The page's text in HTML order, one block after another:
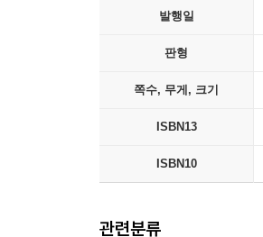
발행일
판형
쪽수, 무게, 크기
ISBN13
ISBN10
관련분류